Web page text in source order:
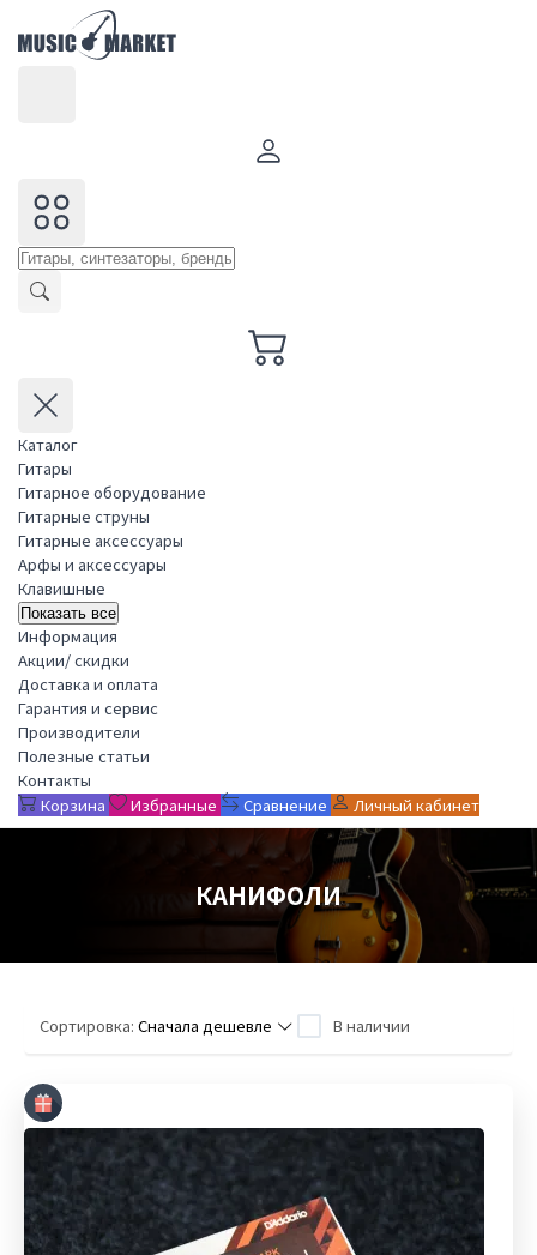
Каталог
Гитары
Гитарное оборудование
Гитарные струны
Гитарные аксессуары
Арфы и аксессуары
Клавишные
Показать все
Информация
Акции/ скидки
Доставка и оплата
Гарантия и сервис
Производители
Полезные статьи
Контакты
Корзина
Избранные Сравнение Личный кабинет
КАНИФОЛИ
Сортировка: Сначала дешевле В наличии